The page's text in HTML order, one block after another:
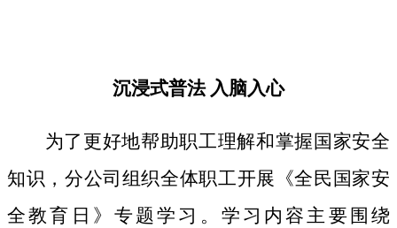
沉浸式普法 入脑入心
为了更好地帮助职工理解和掌握国家安全
知识，分公司组织全体职工开展《全民国家安
全教育日》专题学习。学习内容主要围绕